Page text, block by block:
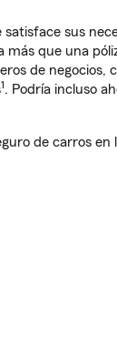
sus
más que una
de negocios,
1. Podría incluso
de carros en